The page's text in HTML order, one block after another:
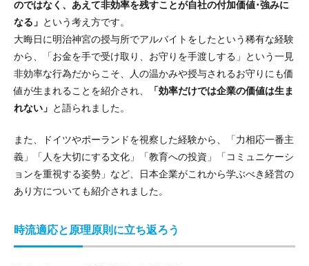
のではなく、あえて非効率を残すことが自社の付加価値･強みに
なる」 という考え方です。
大晦日に明治神宮の授与所でアルバイトをしたという稀有な経験
から、「お金を手で受け取り、お守りを手渡しする」という一見
非効率な行為だからこそ、人の温かみや授与されるお守りにも価
値が生まれることを紹介され、
「効率だけでは企業の価値は生ま
れない」 と語られました。
また、ドイツやポーランドを視察した経験から、「力相応一番主
義」「人を大切にする文化」「教育への投資」「コミュニケーシ
ョンを重視する姿勢」など、日本企業がこれから学ぶべき経営の
あり方についても紹介されました。
時流適応と原理原則に立ち返ろう